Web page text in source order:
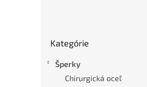
kategórie
Kategórie
Šperky
Chirurgická oceľ